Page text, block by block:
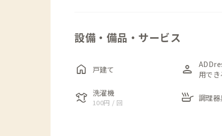
こだわりを感じる、センスの良いイン
可能です。ファミリーで、グループで
家のある参道には、飲食店が豊富にあ
設備・備品・サービス
home 戸建て person
用で
laundry 洗濯機
100円 / 回 skillet 調理器